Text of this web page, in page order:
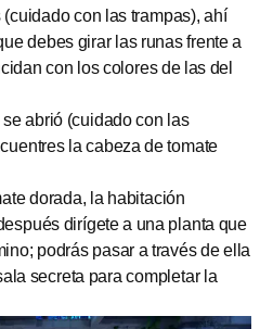
con las trampas), ahí
debes girar las runas frente a
con los colores de las del
abrió (cuidado con las
la cabeza de tomate
dorada, la habitación
dirígete a una planta que
podrás pasar a través de ella
secreta para completar la